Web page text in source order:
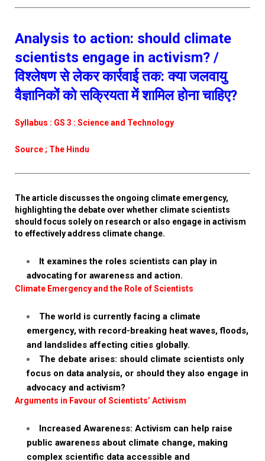
Analysis to action: should climate
scientists engage in activism? /
विश्लेषण से लेकर कार्रवाई तक: क्या जलवायु
वैज्ञानिकों को सक्रियता में शामिल होना चाहिए?
Syllabus : GS 3 : Science and Technology
Source ; The Hindu
The article discusses the ongoing climate emergency,
highlighting the debate over whether climate scientists
should focus solely on research or also engage in activism
to effectively address climate change.
It examines the roles scientists can play in
advocating for awareness and action.
Climate Emergency and the Role of Scientists
The world is currently facing a climate
emergency, with record-breaking heat waves, floods,
and landslides affecting cities globally.
The debate arises: should climate scientists only
focus on data analysis, or should they also engage in
advocacy and activism?
Arguments in Favour of Scientists’ Activism
Increased Awareness: Activism can help raise
public awareness about climate change, making
complex scientific data accessible and